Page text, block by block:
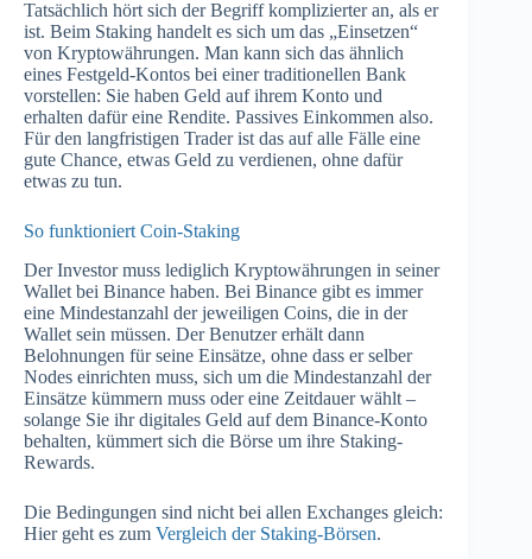
Tatsächlich hört sich der Begriff komplizierter an, als er
ist. Beim Staking handelt es sich um das „Einsetzen“
von Kryptowährungen. Man kann sich das ähnlich
eines Festgeld-Kontos bei einer traditionellen Bank
vorstellen: Sie haben Geld auf ihrem Konto und
erhalten dafür eine Rendite. Passives Einkommen also.
Für den langfristigen Trader ist das auf alle Fälle eine
gute Chance, etwas Geld zu verdienen, ohne dafür
etwas zu tun.
So funktioniert Coin-Staking
Der Investor muss lediglich Kryptowährungen in seiner
Wallet bei Binance haben. Bei Binance gibt es immer
eine Mindestanzahl der jeweiligen Coins, die in der
Wallet sein müssen. Der Benutzer erhält dann
Belohnungen für seine Einsätze, ohne dass er selber
Nodes einrichten muss, sich um die Mindestanzahl der
Einsätze kümmern muss oder eine Zeitdauer wählt –
solange Sie ihr digitales Geld auf dem Binance-Konto
behalten, kümmert sich die Börse um ihre Staking-
Rewards.
Die Bedingungen sind nicht bei allen Exchanges gleich:
Hier geht es zum Vergleich der Staking-Börsen.